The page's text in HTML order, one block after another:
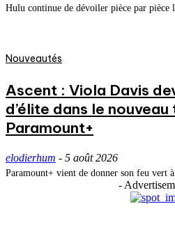
Hulu continue de dévoiler pièce par pièce
Nouveautés
Ascent : Viola Davis
d’élite dans le
Paramount+
elodierhum - 5 août 2026
Paramount+ vient de donner son feu vert
-